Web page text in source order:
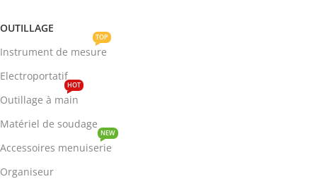
OUTILLAGE
Instrument de mesure
TOP
Electroportatif
Outillage à main
HOT
Matériel de soudage
Accessoires menuiserie
NEW
Organiseur